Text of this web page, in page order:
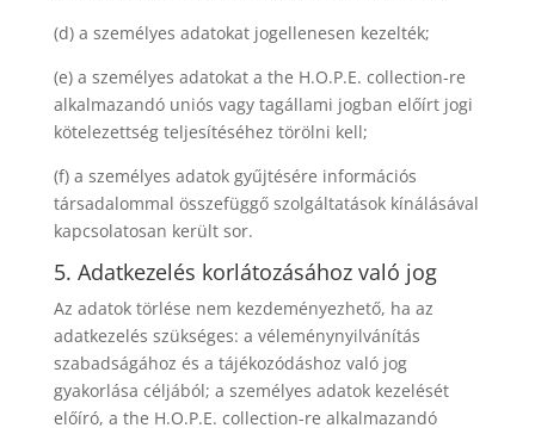
(d) a személyes adatokat jogellenesen kezelték;
(e) a személyes adatokat a the H.O.P.E. collection-re
alkalmazandó uniós vagy tagállami jogban előírt jogi
kötelezettség teljesítéséhez törölni kell;
(f) a személyes adatok gyűjtésére információs
társadalommal összefüggő szolgáltatások kínálásával
kapcsolatosan került sor.
5. Adatkezelés korlátozásához való jog
Az adatok törlése nem kezdeményezhető, ha az
adatkezelés szükséges: a véleménynyilvánítás
szabadságához és a tájékozódáshoz való jog
gyakorlása céljából; a személyes adatok kezelését
előíró, a the H.O.P.E. collection-re alkalmazandó